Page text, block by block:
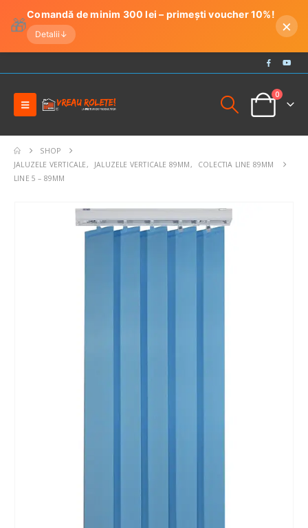
🎁
Comandă de minim 300 lei – primești voucher 10%!
Detalii ↓ ×
0
SHOP
JALUZELE VERTICALE, JALUZELE VERTICALE 89MM,
COLECTIA LINE 89MM
LINE 5 – 89MM